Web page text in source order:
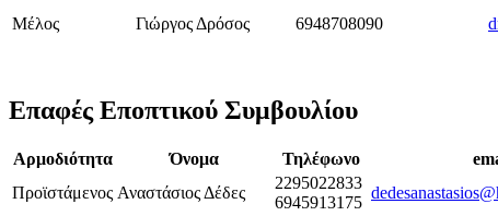
Mέλος
Γιώργος Δρόσος 6948708090
Επαφές Εποπτικού Συμβουλίου
Αρμοδιότητα Όνομα Τηλέφωνο
Προϊστάμενος Αναστάσιος Δέδες
2295022833
6945913175